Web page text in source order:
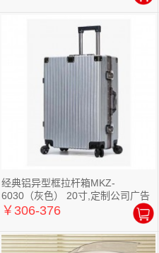
经典铝异型框拉杆箱MKZ-
6030（灰色） 20寸,定制公司广告
礼品
￥306-376